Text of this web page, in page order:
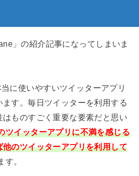
」の紹介記事になってしまいま
当に使いやすいツイッターアプリ
す。毎日ツイッターを利用する
ものすごく重要な要素だと思い
ツイッターアプリに不満を感じる
のツイッターアプリを利用して
す。